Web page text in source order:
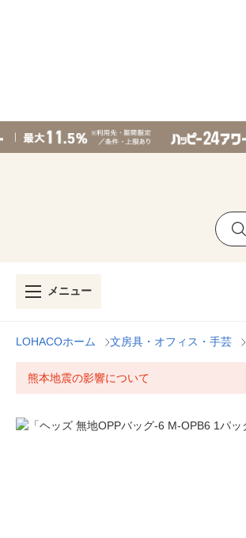
メニュー
LOHACOホーム 文房具・オフィス・手芸
熊本地震の影響について